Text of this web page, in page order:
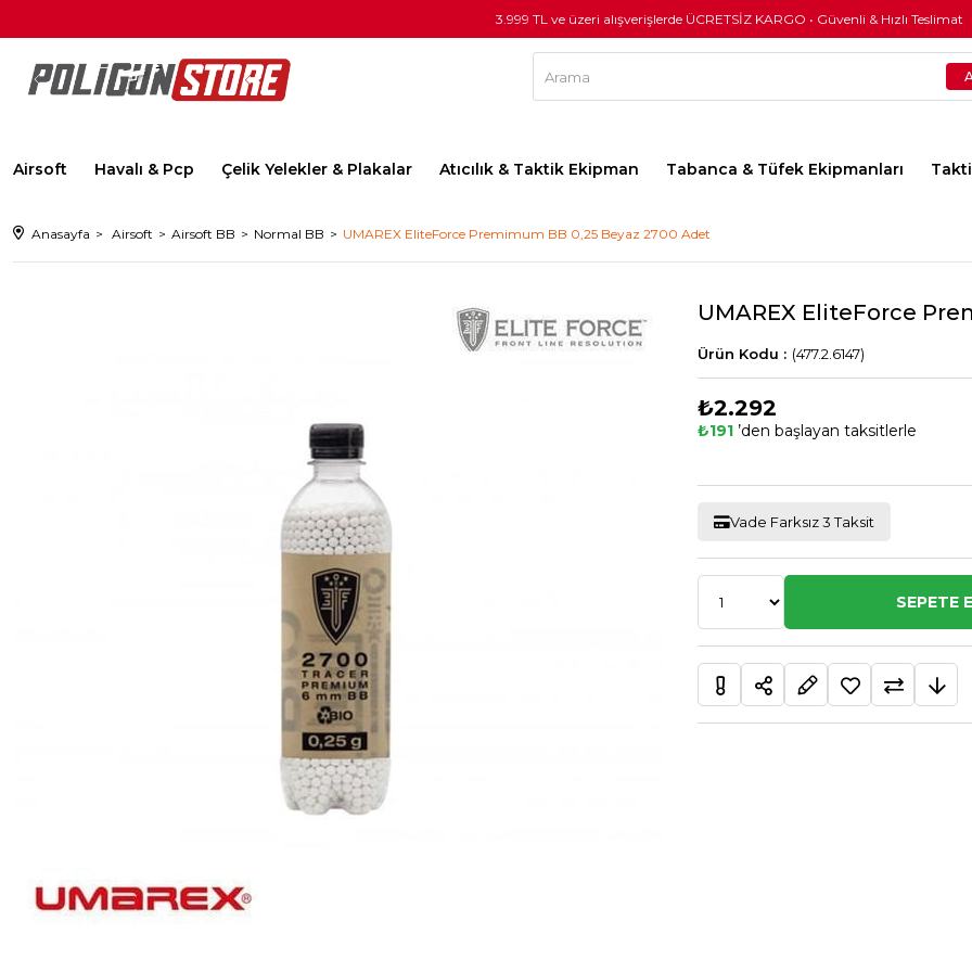
3.999 TL ve üzeri alışverişlerde ÜCRETSİZ KARGO • Güvenli & Hızlı Teslimat
Airsoft Havalı & Pcp Çelik Yelekler & Plakalar Atıcılık & Taktik Ekipman Tabanca & Tüfek Ekipmanları
Anasayfa Airsoft Airsoft BB Normal BB UMAREX EliteForce Premimum BB 0,25 Beyaz 2700 Adet
UMAREX EliteForce
(477.2.6147)
₺2.292
₺191 ’den başlayan taksitlerle
Vade Farksız 3 Taksit